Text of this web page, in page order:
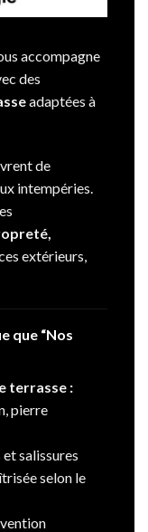
accompagne
des
adaptées à
de
intempéries.
extérieurs,
que “Nos
terrasse :
pierre
salissures
selon le